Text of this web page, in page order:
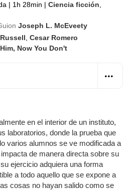
| 1h 28min | Ciencia ficción
Joseph L. McEveety
Cesar Romero
Now You Don't
en el interior de un instituto,
laboratorios, donde la prueba que
varios alumnos se ve modificada a
de manera directa sobre su
ejercicio adquiera una forma
a todo aquello que se expone a
cosas no hayan salido como se